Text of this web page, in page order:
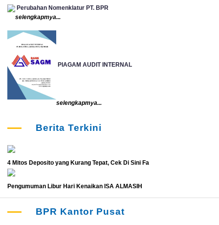
Perubahan Nomenklatur PT. BPR
selengkapmya...
PIAGAM AUDIT INTERNAL
selengkapmya...
Berita Terkini
4 Mitos Deposito yang Kurang Tepat, Cek Di Sini Fa
Pengumuman Libur Hari Kenaikan ISA ALMASIH
BPR Kantor Pusat